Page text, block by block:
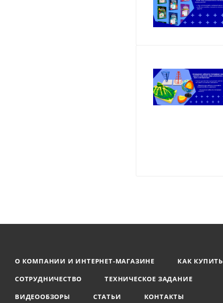
О КОМПАНИИ И ИНТЕРНЕТ-МАГАЗИНЕ
КАК КУПИТЬ
СОТРУДНИЧЕСТВО
ТЕХНИЧЕСКОЕ ЗАДАНИЕ
ВИДЕООБЗОРЫ
СТАТЬИ КОНТАКТЫ